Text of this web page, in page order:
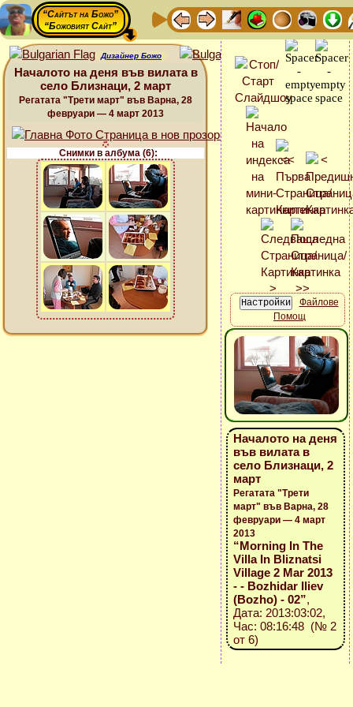
“Сайтът на Божо”
“Божовият Сайт”
Дизайнер Божо
Началото на деня във вилата в
село Близнаци, 2 март
Регатата "Трети март" във Варна, 28
февруари — 4 март 2013
Снимки в албума (6):
Файлове
Помощ
Началото на деня
във вилата в
село Близнаци, 2
март
Регатата "Трети
март" във Варна, 28
февруари — 4 март
2013
“Morning In The
Villa In Bliznatsi
Village 2 Mar 2013
- - Bozhidar Iliev
(Bozho) - 02”,
Дата: 2013:03:02,
Час: 08:16:48 (№ 2
от 6)